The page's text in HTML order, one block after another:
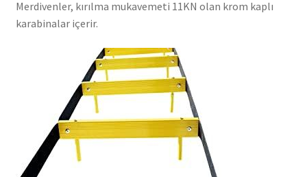
Merdivenler, kırılma mukavemeti 11KN olan krom kaplı
karabinalar içerir.